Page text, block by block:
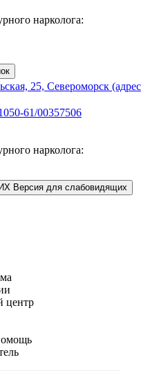
нарколога:
25, Североморск (адрес
61/00357506
нарколога:
Версия для слабовидящих
центр